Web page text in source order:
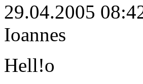
29.04.2005
Ioannes
Hell!o